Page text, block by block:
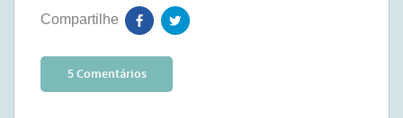
5 Comentários